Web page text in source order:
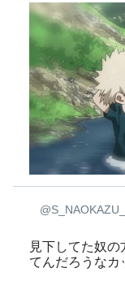
見下してた奴
てんだろうなカ